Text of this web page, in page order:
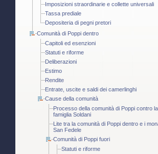
Imposizioni straordinarie e collette universali
Tassa prediale
Depositeria di pegni pretori
Comunità di Poppi dentro
Capitoli ed esenzioni
Statuti e riforme
Deliberazioni
Estimo
Rendite
Entrate, uscite e saldi dei camerlinghi
Cause della comunità
Processo della comunità di Poppi contro la
famiglia Soldani
Lite tra la comunità di Poppi dentro e i
San Fedele
Comunità di Poppi fuori
Statuti e riforme